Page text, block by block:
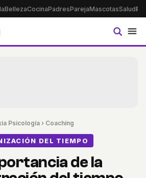
BellezaCocinaPadresParejaMascotasSalud
Psicología› Coaching
DEL TIEMPO
de la